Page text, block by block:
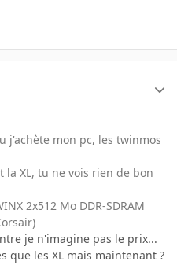
j'achète mon pc, les twinmos
la XL, tu ne vois rien de bon
2x512 Mo DDR-SDRAM
je n'imagine pas le prix...
que les XL mais maintenant ?